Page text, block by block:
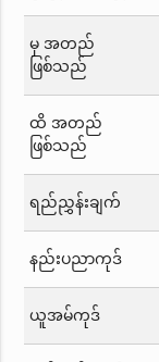
မှ အတည်
ဖြစ်သည်
ထိ အတည်
ဖြစ်သည်
ရည်ညွှန်းချက်
နည်းပညာကုဒ်
ယူအမ်ကုဒ်